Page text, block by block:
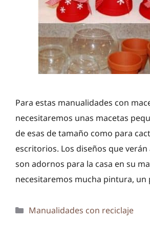
Para estas manualidades con
necesitaremos unas macetas
de esas de tamaño como para
escritorios. Los diseños que
son adornos para la casa en su
necesitaremos mucha pintura, un
Categorías
Manualidades con reciclaje